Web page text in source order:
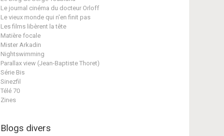
Le journal cinéma du docteur Orloff
Le vieux monde qui n'en finit pas
Les films libèrent la tête
Matière focale
Mister Arkadin
Nightswimming
Parallax view (Jean-Baptiste Thoret)
Série Bis
Sinezfil
Télé 70
Zines
Blogs divers